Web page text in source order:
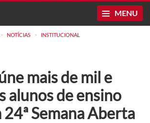
MENU
> NOTÍCIAS > INSTITUCIONAL
mais de mil e
alunos de ensino
24ª Semana Aberta